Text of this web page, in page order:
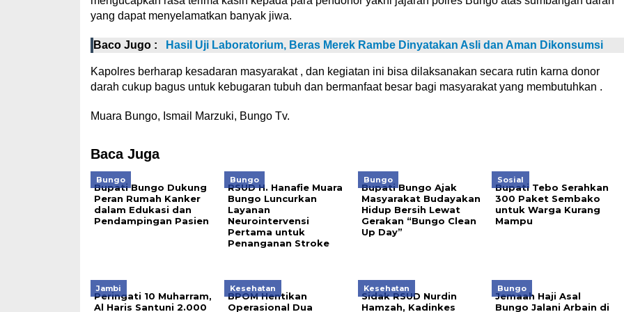
yang dapat menyelamatkan banyak jiwa.
Baco Jugo : Hasil Uji Laboratorium, Beras Merek Rambe Dinyatakan Asli dan Aman Dikonsumsi
Kapolres berharap kesadaran masyarakat , dan kegiatan ini bisa dilaksanakan secara rutin karna donor
darah cukup bagus untuk kebugaran tubuh dan bermanfaat besar bagi masyarakat yang membutuhkan .
Muara Bungo, Ismail Marzuki, Bungo Tv.
Baca Juga
Bungo
Bupati Bungo Dukung
Peran Rumah Kanker
dalam Edukasi dan
Pendampingan Pasien
Bungo
RSUD H. Hanafie Muara
Bungo Luncurkan
Layanan
Neurointervensi
Pertama untuk
Penanganan Stroke
Bungo
Bupati Bungo Ajak
Masyarakat Budayakan
Hidup Bersih Lewat
Gerakan “Bungo Clean
Up Day”
Sosial
Bupati Tebo Serahkan
300 Paket Sembako
untuk Warga Kurang
Mampu
Jambi
Peringati 10 Muharram,
Al Haris Santuni 2.000
Kesehatan
BPOM Hentikan
Operasional Dua
Kesehatan
Sidak RSUD Nurdin
Hamzah, Kadinkes
Bungo
Jemaah Haji Asal
Bungo Jalani Arbain di